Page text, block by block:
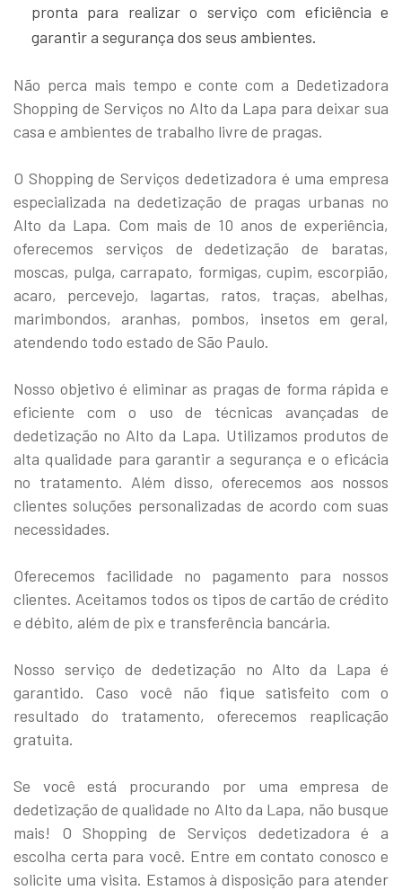
pronta para realizar o serviço com eficiência e
garantir a segurança dos seus ambientes.
Não perca mais tempo e conte com a Dedetizadora
Shopping de Serviços no Alto da Lapa para deixar sua
casa e ambientes de trabalho livre de pragas.
O Shopping de Serviços dedetizadora é uma empresa
especializada na dedetização de pragas urbanas no
Alto da Lapa. Com mais de 10 anos de experiência,
oferecemos serviços de dedetização de baratas,
moscas, pulga, carrapato, formigas, cupim, escorpião,
acaro, percevejo, lagartas, ratos, traças, abelhas,
marimbondos, aranhas, pombos, insetos em geral,
atendendo todo estado de São Paulo.
Nosso objetivo é eliminar as pragas de forma rápida e
eficiente com o uso de técnicas avançadas de
dedetização no Alto da Lapa. Utilizamos produtos de
alta qualidade para garantir a segurança e o eficácia
no tratamento. Além disso, oferecemos aos nossos
clientes soluções personalizadas de acordo com suas
necessidades.
Oferecemos facilidade no pagamento para nossos
clientes. Aceitamos todos os tipos de cartão de crédito
e débito, além de pix e transferência bancária.
Nosso serviço de dedetização no Alto da Lapa é
garantido. Caso você não fique satisfeito com o
resultado do tratamento, oferecemos reaplicação
gratuita.
Se você está procurando por uma empresa de
dedetização de qualidade no Alto da Lapa, não busque
mais! O Shopping de Serviços dedetizadora é a
escolha certa para você. Entre em contato conosco e
solicite uma visita. Estamos à disposição para atender